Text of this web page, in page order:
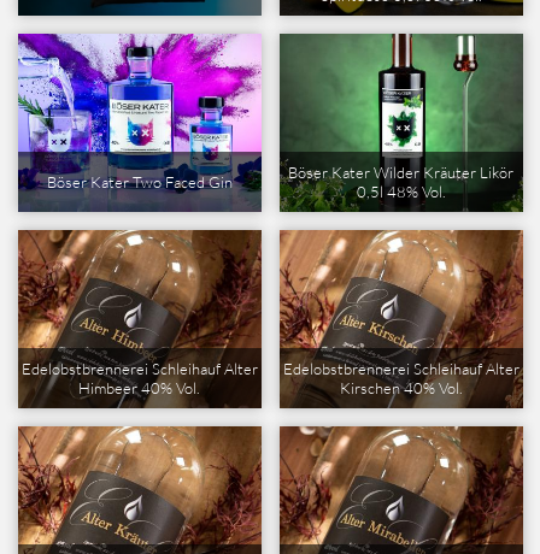
Böser Kater Two Faced Gin
Böser Kater Wilder Kräuter Likör
0,5l 48% Vol.
Edelobstbrennerei Schleihauf Alter
Himbeer 40% Vol.
Edelobstbrennerei Schleihauf Alter
Kirschen 40% Vol.